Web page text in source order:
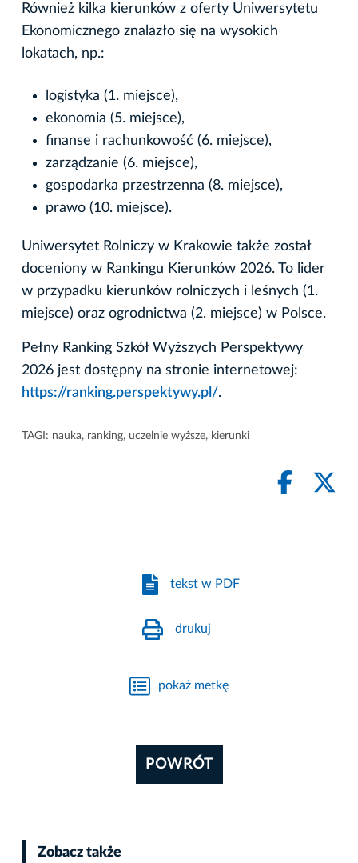
Również kilka kierunków z oferty Uniwersytetu
Ekonomicznego znalazło się na wysokich
lokatach, np.:
logistyka (1. miejsce),
ekonomia (5. miejsce),
finanse i rachunkowość (6. miejsce),
zarządzanie (6. miejsce),
gospodarka przestrzenna (8. miejsce),
prawo (10. miejsce).
Uniwersytet Rolniczy w Krakowie także został
doceniony w Rankingu Kierunków 2026. To lider
w przypadku kierunków rolniczych i leśnych (1.
miejsce) oraz ogrodnictwa (2. miejsce) w Polsce.
Pełny Ranking Szkół Wyższych Perspektywy
2026 jest dostępny na stronie internetowej:
https://ranking.perspektywy.pl/.
TAGI: nauka, ranking, uczelnie wyższe, kierunki
tekst w PDF
drukuj
pokaż metkę
POWRÓT
Zobacz także